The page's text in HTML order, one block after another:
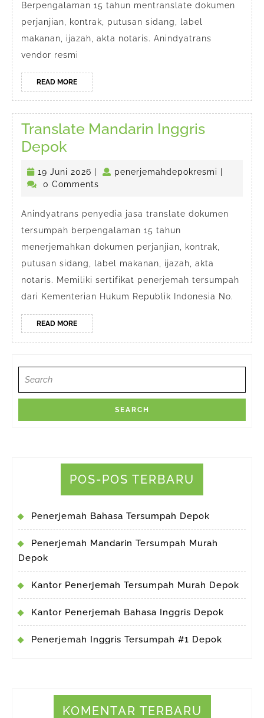
Berpengalaman 15 tahun mentranslate dokumen
perjanjian, kontrak, putusan sidang, label
makanan, ijazah, akta notaris. Anindyatrans
vendor resmi
READ MOREREAD
MORE
Translate Mandarin Inggris
DepokTranslate
Mandarin
Inggris
19 Juni 2026 19
Juni
penerjemahdepokresmi
0 Comments
Anindyatrans penyedia jasa translate dokumen
tersumpah berpengalaman 15 tahun
menerjemahkan dokumen perjanjian, kontrak,
putusan sidang, label makanan, ijazah, akta
notaris. Memiliki sertifikat penerjemah tersumpah
dari Kementerian Hukum Republik Indonesia No.
READ MOREREAD
MORE
for:
POS-POS TERBARU
Penerjemah Bahasa Tersumpah Depok
Penerjemah Mandarin Tersumpah Murah
Depok
Kantor Penerjemah Tersumpah Murah Depok
Kantor Penerjemah Bahasa Inggris Depok
Penerjemah Inggris Tersumpah #1 Depok
KOMENTAR TERBARU